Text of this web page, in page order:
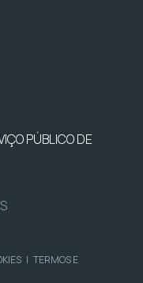
PÚBLICO DE
| TERMOS E